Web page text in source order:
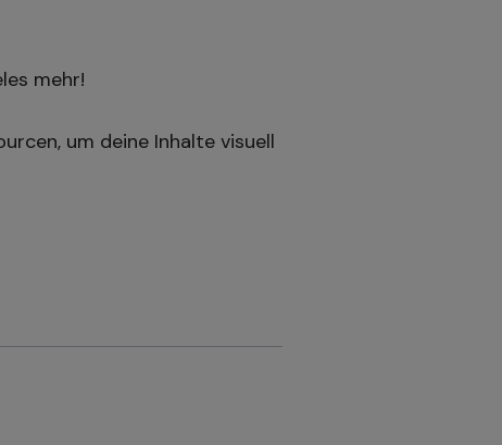
mehr!
um deine Inhalte visuell